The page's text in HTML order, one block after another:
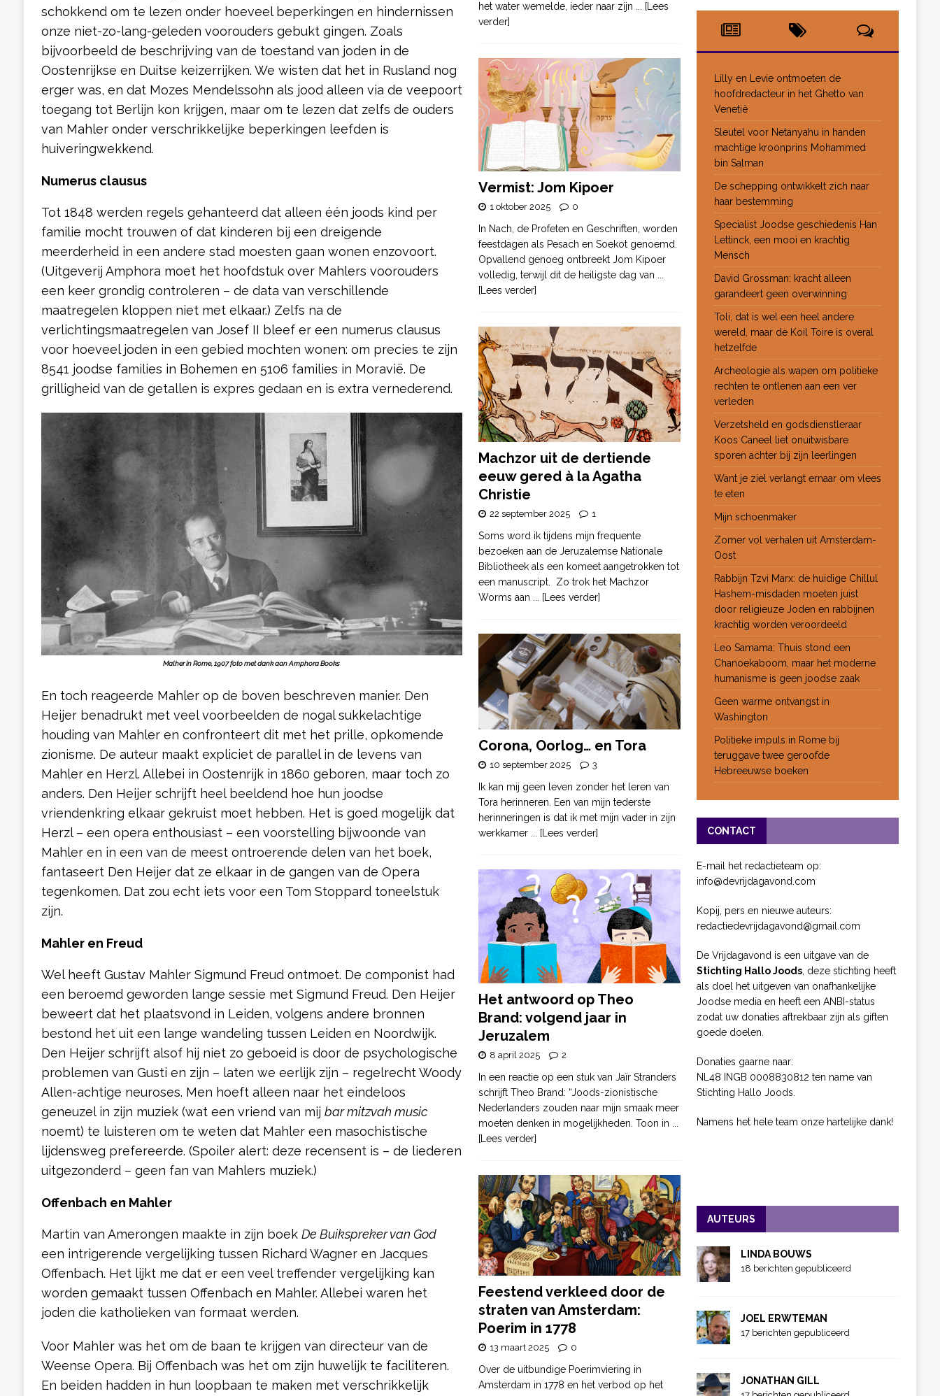
schokkend om te lezen onder hoeveel beperkingen en hindernissen
onze niet-zo-lang-geleden voorouders gebukt gingen. Zoals
bijvoorbeeld de beschrijving van de toestand van joden in de
Oostenrijkse en Duitse keizerrijken. We wisten dat het in Rusland nog
erger was, en dat Mozes Mendelssohn als jood alleen via de veepoort
toegang tot Berlijn kon krijgen, maar om te lezen dat zelfs de ouders
van Mahler onder verschrikkelijke beperkingen leefden is
huiveringwekkend.
Numerus clausus
Tot 1848 werden regels gehanteerd dat alleen één joods kind per
familie mocht trouwen of dat kinderen bij een dreigende
meerderheid in een andere stad moesten gaan wonen enzovoort.
(Uitgeverij Amphora moet het hoofdstuk over Mahlers voorouders
een keer grondig controleren – de data van verschillende
maatregelen kloppen niet met elkaar.) Zelfs na de
verlichtingsmaatregelen van Josef II bleef er een numerus clausus
voor hoeveel joden in een gebied mochten wonen: om precies te zijn
8541 joodse families in Bohemen en 5106 families in Moravië. De
grilligheid van de getallen is expres gedaan en is extra vernederend.
Malher in Rome, 1907 foto met dank aan Amphora Books
En toch reageerde Mahler op de boven beschreven manier. Den
Heijer benadrukt met veel voorbeelden de nogal sukkelachtige
houding van Mahler en confronteert dit met het prille, opkomende
zionisme. De auteur maakt expliciet de parallel in de levens van
Mahler en Herzl. Allebei in Oostenrijk in 1860 geboren, maar toch zo
anders. Den Heijer schrijft heel beeldend hoe hun joodse
vriendenkring elkaar gekruist moet hebben. Het is goed mogelijk dat
Herzl – een opera enthousiast – een voorstelling bijwoonde van
Mahler en in een van de meest ontroerende delen van het boek,
fantaseert Den Heijer dat ze elkaar in de gangen van de Opera
tegenkomen. Dat zou echt iets voor een Tom Stoppard toneelstuk
zijn.
Mahler en Freud
Wel heeft Gustav Mahler Sigmund Freud ontmoet. De componist had
een beroemd geworden lange sessie met Sigmund Freud. Den Heijer
beweert dat het plaatsvond in Leiden, volgens andere bronnen
bestond het uit een lange wandeling tussen Leiden en Noordwijk.
Den Heijer schrijft alsof hij niet zo geboeid is door de psychologische
problemen van Gusti en zijn – laten we eerlijk zijn – regelrecht Woody
Allen-achtige neuroses. Men hoeft alleen naar het eindeloos
geneuzel in zijn muziek (wat een vriend van mij bar mitzvah music
noemt) te luisteren om te weten dat Mahler een masochistische
lijdensweg prefereerde. (Spoiler alert: deze recensent is – de liederen
uitgezonderd – geen fan van Mahlers muziek.)
Offenbach en Mahler
Martin van Amerongen maakte in zijn boek De Buikspreker van God
een intrigerende vergelijking tussen Richard Wagner en Jacques
Offenbach. Het lijkt me dat er een veel treffender vergelijking kan
worden gemaakt tussen Offenbach en Mahler. Allebei waren het
joden die katholieken van formaat werden.
Voor Mahler was het om de baan te krijgen van directeur van de
Weense Opera. Bij Offenbach was het om zijn huwelijk te faciliteren.
En beiden hadden in hun loopbaan te maken met verschrikkelijk
het water wemelde, ieder naar zijn ... [Lees
verder]
Vermist: Jom Kipoer
1 oktober 2025 0
In Nach, de Profeten en Geschriften, worden
feestdagen als Pesach en Soekot genoemd.
Opvallend genoeg ontbreekt Jom Kipoer
volledig, terwijl dit de heiligste dag van
[Lees verder]
Machzor uit de dertiende
eeuw gered à la Agatha
Christie
22 september 2025 1
Soms word ik tijdens mijn frequente
bezoeken aan de Jeruzalemse Nationale
Bibliotheek als een komeet aangetrokken tot
een manuscript. Zo trok het Machzor
Worms aan ... [Lees verder]
Corona, Oorlog… en Tora
10 september 2025 3
Ik kan mij geen leven zonder het leren van
Tora herinneren. Een van mijn tederste
herinneringen is dat ik met mijn vader in zijn
werkkamer ... [Lees verder]
Het antwoord op Theo
Brand: volgend jaar in
Jeruzalem
8 april 2025 2
In een reactie op een stuk van Jaïr Stranders
schrijft Theo Brand: “Joods-zionistische
Nederlanders zouden naar mijn smaak meer
moeten denken in mogelijkheden. Toon in
[Lees verder]
Feestend verkleed door de
straten van Amsterdam:
Poerim in 1778
13 maart 2025 0
Over de uitbundige Poerimviering in
Amsterdam in 1778 en het verbod op het
Lilly en Levie ontmoeten de
hoofdredacteur in het Ghetto van
Venetië
Sleutel voor Netanyahu in handen
machtige kroonprins Mohammed
bin Salman
De schepping ontwikkelt zich naar
haar bestemming
Specialist Joodse geschiedenis Han
Lettinck, een mooi en krachtig
Mensch
David Grossman: kracht alleen
garandeert geen overwinning
Toli, dat is wel een heel andere
wereld, maar de Koil Toire is overal
hetzelfde
Archeologie als wapen om politieke
rechten te ontlenen aan een ver
verleden
Verzetsheld en godsdienstleraar
Koos Caneel liet onuitwisbare
sporen achter bij zijn leerlingen
Want je ziel verlangt ernaar om vlees
te eten
Mijn schoenmaker
Zomer vol verhalen uit Amsterdam-
Oost
Rabbijn Tzvi Marx: de huidige Chillul
Hashem-misdaden moeten juist
door religieuze Joden en rabbijnen
krachtig worden veroordeeld
Leo Samama: Thuis stond een
Chanoekaboom, maar het moderne
humanisme is geen joodse zaak
Geen warme ontvangst in
Washington
Politieke impuls in Rome bij
teruggave twee geroofde
Hebreeuwse boeken
CONTACT
E-mail het redactieteam op:
info@devrijdagavond.com
Kopij, pers en nieuwe auteurs:
redactiedevrijdagavond@gmail.com
De Vrijdagavond is een uitgave van de
Stichting Hallo Joods, deze stichting heeft
als doel het uitgeven van onafhankelijke
Joodse media en heeft een ANBI-status
zodat uw donaties aftrekbaar zijn als giften
goede doelen.
Donaties gaarne naar:
NL48 INGB 0008830812 ten name van
Stichting Hallo Joods.
Namens het hele team onze hartelijke dank!
AUTEURS
LINDA BOUWS
18 berichten gepubliceerd
JOEL ERWTEMAN
17 berichten gepubliceerd
JONATHAN GILL